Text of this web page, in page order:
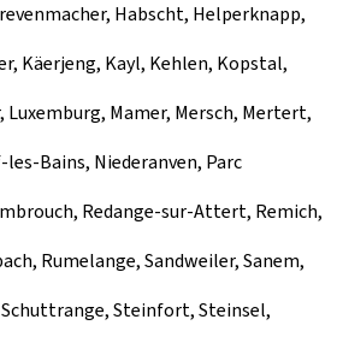
Habscht, Helperknapp,
Käerjeng, Kayl, Kehlen, Kopstal,
Mamer, Mersch, Mertert,
Bains, Niederanven, Parc
Redange-sur-Attert, Remich,
Rumelange, Sandweiler, Sanem,
Steinfort, Steinsel,